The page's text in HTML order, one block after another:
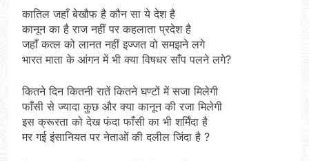
कातिल जहाँ बेखौफ है कौन सा ये देश है
कानून का है राज नहीं पर कहलाता प्रदेश है
जहाँ कत्ल को लानत नहीं इज्जत वो समझने लगे
भारत माता के आंगन में भी क्या विषधर साँप पलने लगे?
कितने दिन कितनी रातें कितने घण्टों में सजा मिलेगी
फाँसी से ज्यादा कुछ और क्या कानून की रजा मिलेगी
इस क्रूरता को देख फंदा फाँसी का भी शर्मिंदा है
मर गई इंसानियत पर नेताओं की दलील जिंदा है ?